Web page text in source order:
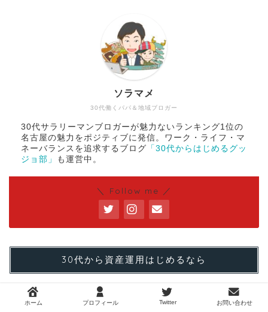
30代働くパパ＆地域ブロガー
ソラマメ
30代サラリーマンブロガーが魅力ないランキング1位の
名古屋の魅力をポジティブに発信。ワーク・ライフ・マ
ネーバランスを追求するブログ 「30代からはじめるグッ
ジョ部」
も運営中。
＼ Follow me ／
30代から資産運用はじめるなら
ホーム プロフィール Twitter お問い合わせ